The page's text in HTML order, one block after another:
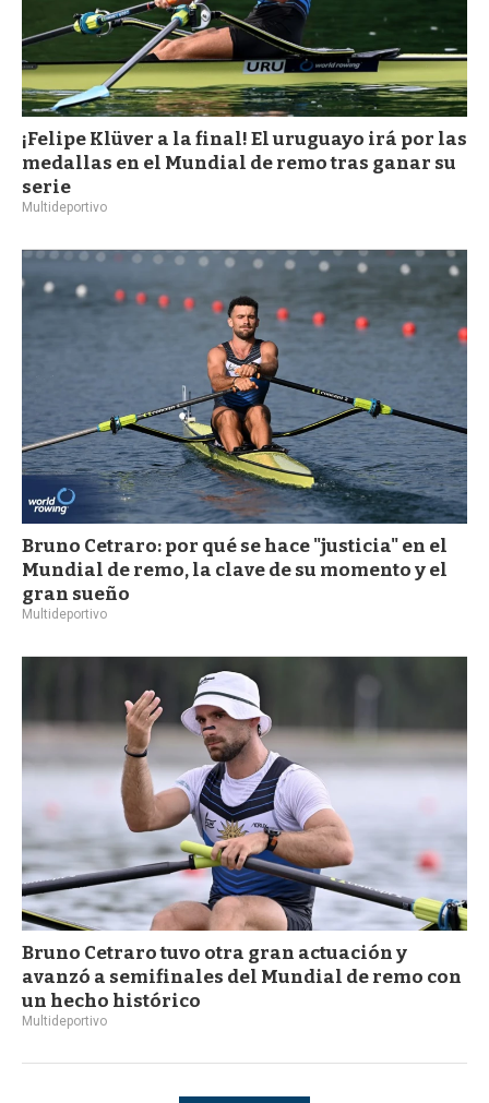
¡Felipe Klüver a la final! El uruguayo irá por las
medallas en el Mundial de remo tras ganar su
serie
Multideportivo
Bruno Cetraro: por qué se hace "justicia" en el
Mundial de remo, la clave de su momento y el
gran sueño
Multideportivo
Bruno Cetraro tuvo otra gran actuación y
avanzó a semifinales del Mundial de remo con
un hecho histórico
Multideportivo